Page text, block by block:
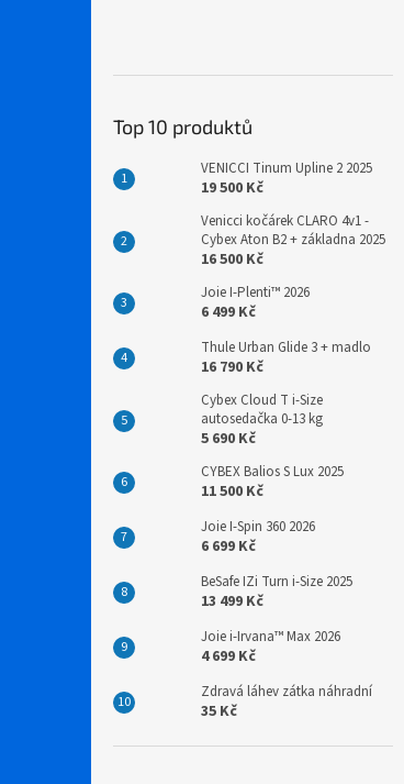
Top 10 produktů
VENICCI Tinum Upline 2 2025
19 500 Kč
Venicci kočárek CLARO 4v1 -
Cybex Aton B2 + základna 2025
16 500 Kč
Joie I-Plenti™ 2026
6 499 Kč
Thule Urban Glide 3 + madlo
16 790 Kč
Cybex Cloud T i-Size
autosedačka 0-13 kg
5 690 Kč
CYBEX Balios S Lux 2025
11 500 Kč
Joie I-Spin 360 2026
6 699 Kč
BeSafe IZi Turn i-Size 2025
13 499 Kč
Joie i-Irvana™ Max 2026
4 699 Kč
Zdravá láhev zátka náhradní
35 Kč